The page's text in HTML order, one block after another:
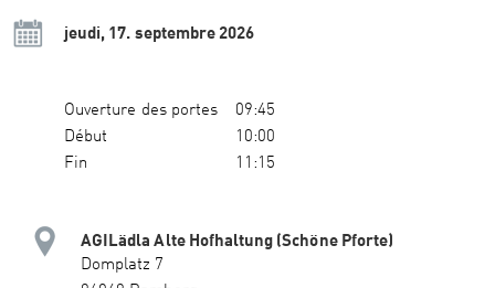
jeudi, 17. septembre 2026
Ouverture des portes
09:45
Début
10:00
Fin
11:15
AGILädla Alte Hofhaltung (Schöne Pforte)
Domplatz 7